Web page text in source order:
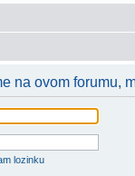
na ovom forumu,
lozinku